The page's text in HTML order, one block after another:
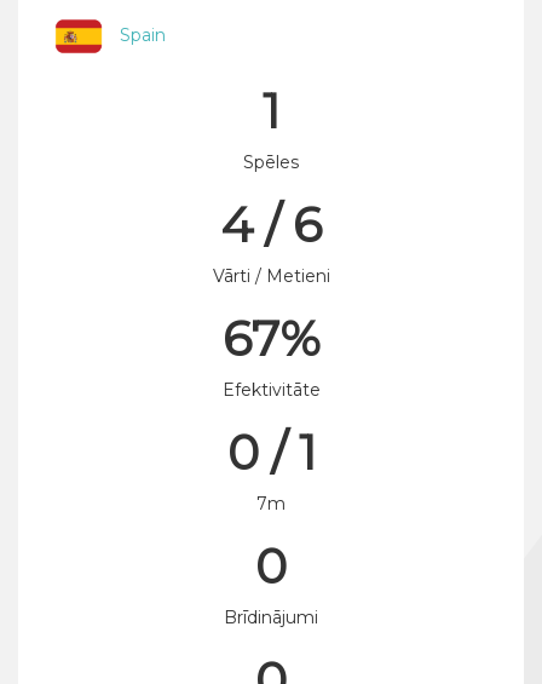
Spain
1
Spēles
4 / 6
Vārti / Metieni
67%
Efektivitāte
0 / 1
7m
0
Brīdinājumi